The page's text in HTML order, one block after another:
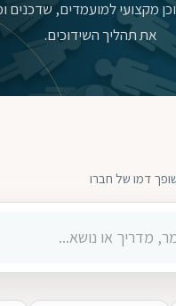
מקצועי למועמדים, שדכנים
את תהליך השידוכים.
דמו של חברו